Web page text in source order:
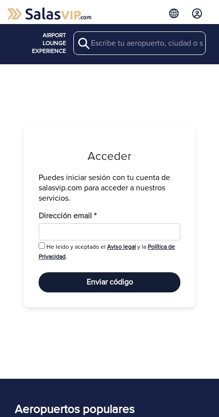
AIRPORT
LOUNGE
EXPERIENCE
Search
Acceder
Puedes iniciar sesión con tu cuenta de
salasvip.com para acceder a nuestros
servicios.
Dirección email *Obligatorio
He leido y aceptado el Aviso legal y la Política de
Privacidad.
Enviar código
Aeropuertos populares